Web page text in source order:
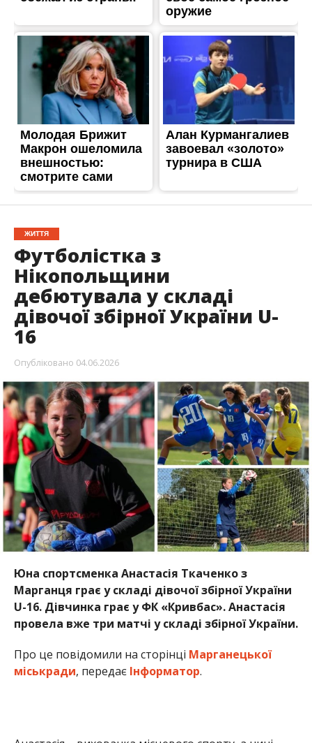
ЖИТТЯ
Футболістка з
Нікопольщини
дебютувала у складі
дівочої збірної України U-
16
Опубліковано 04.06.2026
Юна спортсменка Анастасія Ткаченко з
Марганця грає у складі дівочої збірної України
U-16. Дівчинка грає у ФК «Кривбас». Анастасія
провела вже три матчі у складі збірної України.
Про це повідомили на сторінціМарганецької
міськради
, передаєІнформатор.
Анастасія – вихованка місцевого спорту, а нині
«Кривбас» Анастасія Ткаченко отримала офіційний
виклик до дівочої національної збірної команди
України (WU-16).
представниць криворізької академії, серед яких і
марганчанка, що є визнанням високого рівня її